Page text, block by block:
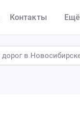
Контакты Ещё